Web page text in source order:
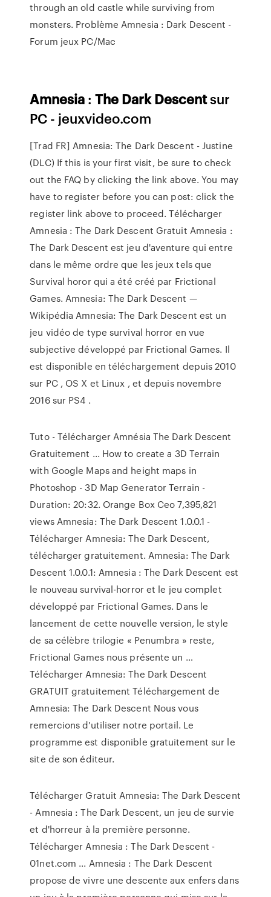
through an old castle while surviving from
monsters. Problème Amnesia : Dark Descent -
Forum jeux PC/Mac
Amnesia :The DarkDescentsur
PC - jeuxvideo.com
[Trad FR] Amnesia: The Dark Descent - Justine
(DLC) If this is your first visit, be sure to check
out the FAQ by clicking the link above. You may
have to register before you can post: click the
register link above to proceed. Télécharger
Amnesia : The Dark Descent Gratuit Amnesia :
The Dark Descent est jeu d'aventure qui entre
dans le même ordre que les jeux tels que
Survival horor qui a été créé par Frictional
Games. Amnesia: The Dark Descent —
Wikipédia Amnesia: The Dark Descent est un
jeu vidéo de type survival horror en vue
subjective développé par Frictional Games. Il
est disponible en téléchargement depuis 2010
sur PC , OS X et Linux , et depuis novembre
2016 sur PS4 .
Tuto - Télécharger Amnésia The Dark Descent
Gratuitement ... How to create a 3D Terrain
with Google Maps and height maps in
Photoshop - 3D Map Generator Terrain -
Duration: 20:32. Orange Box Ceo 7,395,821
views Amnesia: The Dark Descent 1.0.0.1 -
Télécharger Amnesia: The Dark Descent,
télécharger gratuitement. Amnesia: The Dark
Descent 1.0.0.1: Amnesia : The Dark Descent est
le nouveau survival-horror et le jeu complet
développé par Frictional Games. Dans le
lancement de cette nouvelle version, le style
de sa célèbre trilogie « Penumbra » reste,
Frictional Games nous présente un …
Télécharger Amnesia: The Dark Descent
GRATUIT gratuitement Téléchargement de
Amnesia: The Dark Descent Nous vous
remercions d'utiliser notre portail. Le
programme est disponible gratuitement sur le
site de son éditeur.
Télécharger Gratuit Amnesia: The Dark Descent
- Amnesia : The Dark Descent, un jeu de survie
et d'horreur à la première personne.
Télécharger Amnesia : The Dark Descent -
01net.com ... Amnesia : The Dark Descent
propose de vivre une descente aux enfers dans